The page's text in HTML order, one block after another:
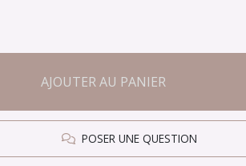
AJOUTER AU PANIER
POSER UNE QUESTION